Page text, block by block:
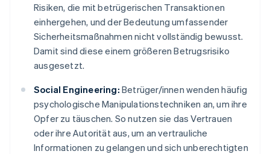
Risiken, die mit betrügerischen Transaktionen
einhergehen, und der Bedeutung umfassender
Sicherheitsmaßnahmen nicht vollständig bewusst.
Damit sind diese einem größeren Betrugsrisiko
ausgesetzt.
Social Engineering: Betrüger/innen wenden häufig
psychologische Manipulationstechniken an, um ihre
Opfer zu täuschen. So nutzen sie das Vertrauen
oder ihre Autorität aus, um an vertrauliche
Informationen zu gelangen und sich unberechtigten